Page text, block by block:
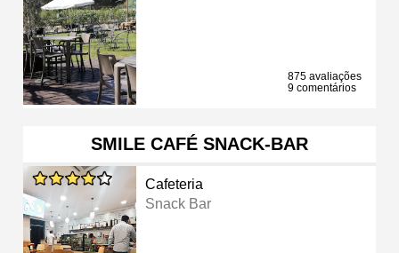
875 avaliações
9 comentários
SMILE CAFÉ SNACK-BAR
Cafeteria
Snack Bar